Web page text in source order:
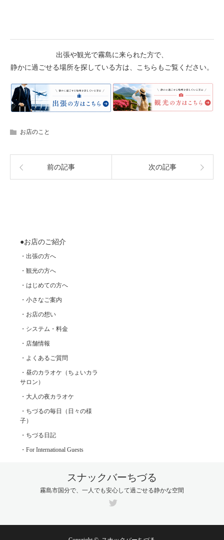
出張や観光で霧島に来られた方で、
静かに過ごせる場所を探している方は、こちらもご覧ください。
お店のこと
前の記事 次の記事
●お店のご紹介
・出張の方へ
・観光の方へ
・はじめての方へ
・小さなご案内
・お店の想い
・システム・料金
・店舗情報
・よくあるご質問
・昼のカラオケ（ちょいカラ
サロン）
・大人の夜カラオケ
・ちづるの毎日（日々の様
子）
・ちづる日記
・For International Guests
スナックバーちづる
霧島市国分で、一人でも安心して過ごせる静かな空間